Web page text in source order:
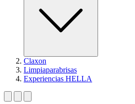
Claxon
Limpiaparabrisas
Experiencias HELLA